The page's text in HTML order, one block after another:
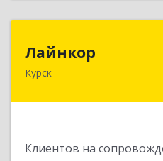
Лайнкор
Курск
Клиентов на
305021, Курская обл,